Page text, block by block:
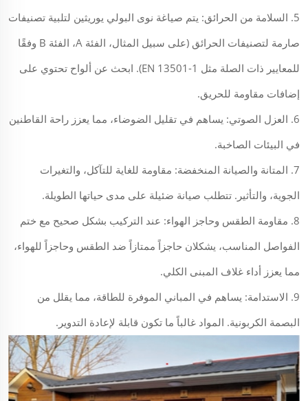
5. السلامة من الحرائق: يتم صياغة نوى البولي يوريثين لتلبية تصنيفات
صارمة لتصنيفات الحرائق (على سبيل المثال، الفئة A، الفئة B وفقًا
للمعايير ذات الصلة مثل EN 13501-1). ابحث عن ألواح تحتوي على
إضافات مقاومة للحريق.
6. العزل الصوتي: يساهم في تقليل الضوضاء، مما يعزز راحة القاطنين
في البيئات الصاخبة.
7. المتانة والصيانة المنخفضة: مقاومة للغاية للتآكل، والتغيرات
الجوية، والتأثير. تتطلب صيانة ضئيلة على مدى حياتها الطويلة.
8. مقاومة الطقس وحاجز الهواء: عند التركيب بشكل صحيح مع ختم
الفواصل المناسب، يشكلان حاجزاً ممتازاً ضد الطقس وحاجزاً للهواء،
مما يعزز أداء غلاف المبنى الكلي.
9. الاستدامة: يساهم في المباني الموفرة للطاقة، مما يقلل من
البصمة الكربونية. المواد غالباً ما تكون قابلة لإعادة التدوير.